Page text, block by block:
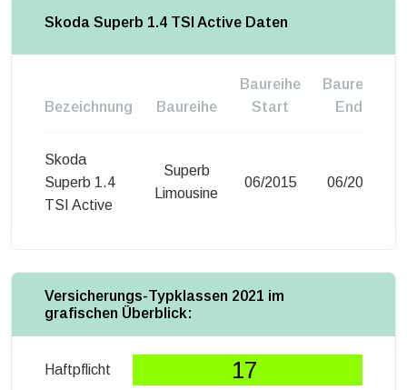
Skoda Superb 1.4 TSI Active Daten
Bezeichnung Baureihe
Baureihe
Start
Baureihe
Ende
Skoda
Superb 1.4
TSI Active
Superb
Limousine
06/2015 06/2018
Versicherungs-Typklassen 2021 im
grafischen Überblick:
Haftpflicht 17